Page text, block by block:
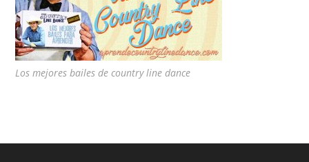
Los mejores bailes de country line dance